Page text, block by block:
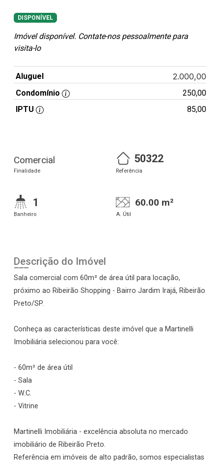
DISPONÍVEL
Imóvel disponível. Contate-nos pessoalmente para
visita-lo
Aluguel 2.000,00
Condomínio
250,00
IPTU
85,00
Comercial
Finalidade
50322
Referência
1
Banheiro
60.00 m²
A. Útil
Descrição do Imóvel
Sala comercial com 60m² de área útil para locação,
próximo ao Ribeirão Shopping - Bairro Jardim Irajá, Ribeirão
Preto/SP.
Conheça as características deste imóvel que a Martinelli
Imobiliária selecionou para você:
- 60m² de área útil
- Sala
- W.C.
- Vitrine
Martinelli Imobiliária - excelência absoluta no mercado
imobiliário de Ribeirão Preto.
Referência em imóveis de alto padrão, somos especialistas